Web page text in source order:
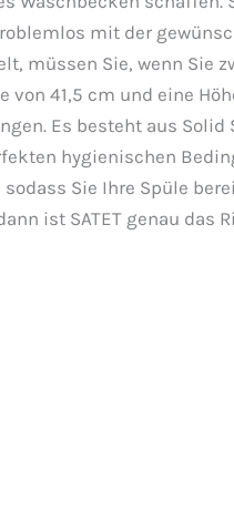
mit der
müssen Sie, wenn Sie
41,5 cm und eine
Es besteht aus Solid
hygienischen
Sie Ihre Spüle
ist SATET genau das